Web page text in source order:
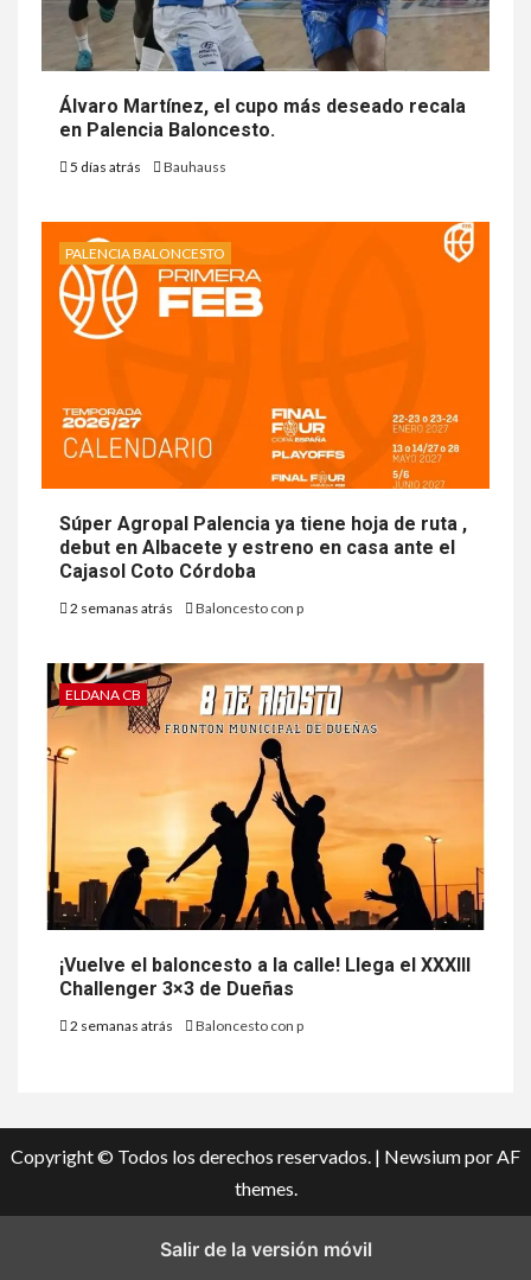
Álvaro Martínez, el cupo más deseado recala
en Palencia Baloncesto.
5 días atrás Bauhauss
PALENCIA BALONCESTO
Súper Agropal Palencia ya tiene hoja de ruta ,
debut en Albacete y estreno en casa ante el
Cajasol Coto Córdoba
2 semanas atrás Baloncesto con p
ELDANA CB
¡Vuelve el baloncesto a la calle! Llega el XXXIII
Challenger 3×3 de Dueñas
2 semanas atrás Baloncesto con p
Copyright © Todos los derechos reservados. | Newsiumpor AF
themes.
Salir de la versión móvil